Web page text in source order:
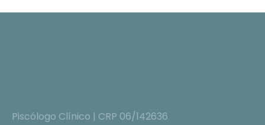
Piscólogo Clínico | CRP 06/142636